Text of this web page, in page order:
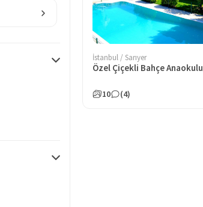
İstanbul / Sarıyer
Özel Çiçekli Bahçe Anaokulu
10 (4)